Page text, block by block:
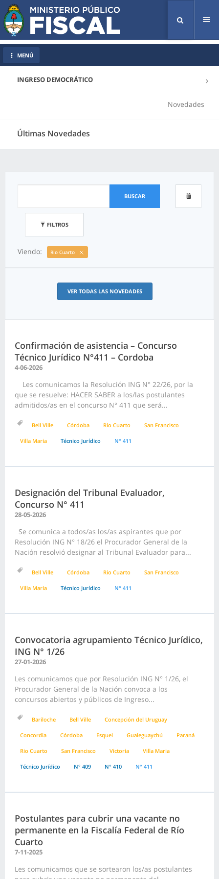
INGRESO DEMOCRÁTICO
Novedades
Últimas Novedades
MENÚ
BUSCAR
FILTROS
Viendo: Rio Cuarto
VER TODAS LAS NOVEDADES
Confirmación de asistencia – Concurso
Técnico Jurídico N°411 – Cordoba
4-06-2026
Les comunicamos la Resolución ING N° 22/26, por la
que se resuelve: HACER SABER a los/las postulantes
admitidos/as en el concurso N° 411 que será...
Bell Ville Córdoba Rio Cuarto San Francisco
Villa Maria Técnico Jurídico N° 411
Designación del Tribunal Evaluador,
Concurso N° 411
28-05-2026
Se comunica a todos/as los/as aspirantes que por
Resolución ING N° 18/26 el Procurador General de la
Nación resolvió designar al Tribunal Evaluador para...
Bell Ville Córdoba Rio Cuarto San Francisco
Villa Maria Técnico Jurídico N° 411
Convocatoria agrupamiento Técnico Jurídico,
ING N° 1/26
27-01-2026
Les comunicamos que por Resolución ING N° 1/26, el
Procurador General de la Nación convoca a los
concursos abiertos y públicos de Ingreso...
Bariloche Bell Ville Concepción del Uruguay
Concordia Córdoba Esquel Gualeguaychú Paraná
Rio Cuarto San Francisco Victoria Villa Maria
Técnico Jurídico N° 409 N° 410 N° 411
Postulantes para cubrir una vacante no
permanente en la Fiscalía Federal de Río
Cuarto
7-11-2025
Les comunicamos que se sortearon los/as postulantes